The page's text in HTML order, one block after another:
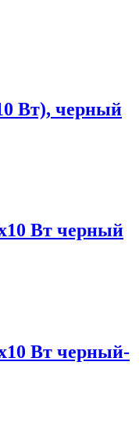
Вт), черный
Вт черный
Вт черный-